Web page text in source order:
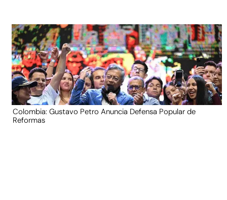
Colombia: Gustavo Petro Anuncia Defensa Popular de
Reformas